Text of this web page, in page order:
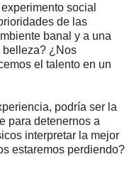
social
de las
banal y a una
belleza? ¿Nos
el talento en un
podría ser la
para detenernos a
interpretar la mejor
estaremos perdiendo?